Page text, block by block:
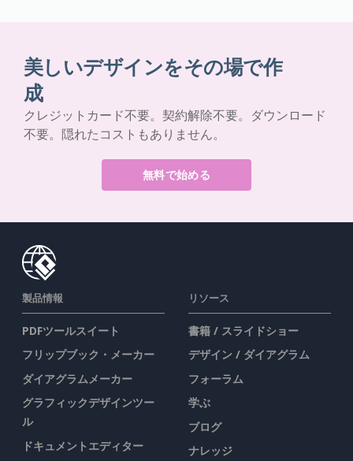
美しいデザインをその場で作
成
クレジットカード不要。契約解除不要。ダウンロード
不要。隠れたコストもありません。
無料で始める
製品情報
PDFツールスイート
フリップブック・メーカー
ダイアグラムメーカー
グラフィックデザインツー
ル
ドキュメントエディター
リソース
書籍 / スライドショー
デザイン / ダイアグラム
フォーラム
学ぶ
ブログ
ナレッジ